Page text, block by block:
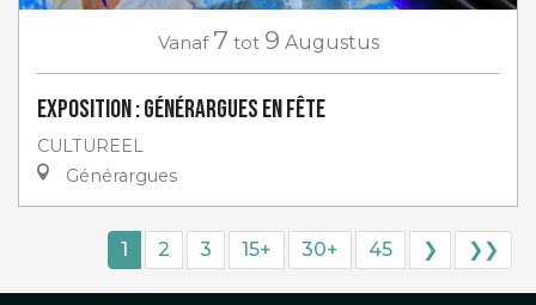
Vanaf 7 tot 9 Augustus
Exposition : Générargues en Fête
CULTUREEL
Générargues
1 2 3 15+ 30+ 45 ❯ ❯❯